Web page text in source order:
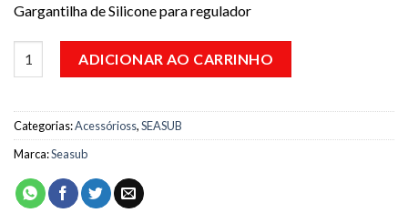
Gargantilha de Silicone para regulador
ADICIONAR AO CARRINHO
Categorias:Acessórioss,SEASUB
Marca:Seasub